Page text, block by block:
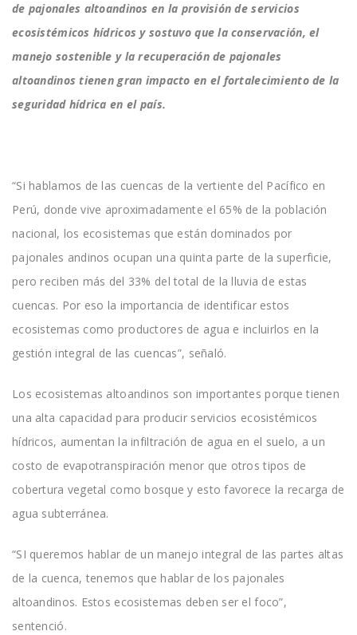
de pajonales altoandinos en la provisión de servicios
ecosistémicos hídricos y sostuvo que la conservación, el
manejo sostenible y la recuperación de pajonales
altoandinos tienen gran impacto en el fortalecimiento de la
seguridad hídrica en el país.
“Si hablamos de las cuencas de la vertiente del Pacífico en
Perú, donde vive aproximadamente el 65% de la población
nacional, los ecosistemas que están dominados por
pajonales andinos ocupan una quinta parte de la superficie,
pero reciben más del 33% del total de la lluvia de estas
cuencas. Por eso la importancia de identificar estos
ecosistemas como productores de agua e incluirlos en la
gestión integral de las cuencas”, señaló.
Los ecosistemas altoandinos son importantes porque tienen
una alta capacidad para producir servicios ecosistémicos
hídricos, aumentan la infiltración de agua en el suelo, a un
costo de evapotranspiración menor que otros tipos de
cobertura vegetal como bosque y esto favorece la recarga de
agua subterránea.
“SI queremos hablar de un manejo integral de las partes altas
de la cuenca, tenemos que hablar de los pajonales
altoandinos. Estos ecosistemas deben ser el foco”,
sentenció.